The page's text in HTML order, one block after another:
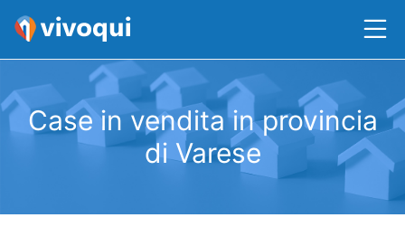
Case in vendita in provincia
di Varese